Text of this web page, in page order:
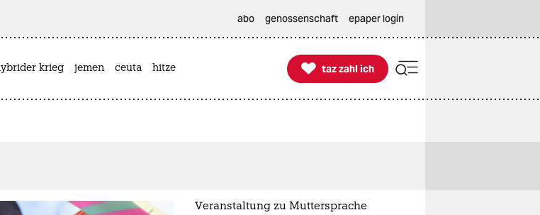
abo genossenschaft epaper login
krieg jemen ceuta hitze 
taz zahl ich
taz zahl ich
Veranstaltung zu Muttersprache